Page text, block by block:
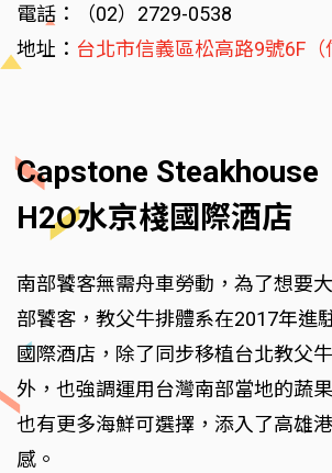
電話：（02）2729-0538
地址： 台北市信義區松高路9號6F（
Capstone
H2O水京棧國際酒店
南部饕客無需舟車勞動，為了想要
部饕客，教父牛排體系在2017年進
國際酒店，除了同步移植台北教父
外，也強調運用台灣南部當地的蔬
也有更多海鮮可選擇，添入了高雄
感。